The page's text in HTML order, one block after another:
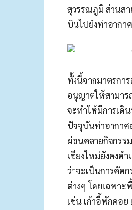
สุวรรณภูมิ ส่วนสา
บินไปยังท่าอากา
ทั้งนี้จากมาตรกา
อนุญาตให้สามาร
จะทำให้มีการเดิ
ปัจจุบันท่าอากาศ
ผ่อนคลายกิจกรร
เชียงใหม่ยังคงดำ
ว่าจะเป็นการคัด
ต่างๆ โดยเฉพา
เช่น เก้าอี้พักคอย